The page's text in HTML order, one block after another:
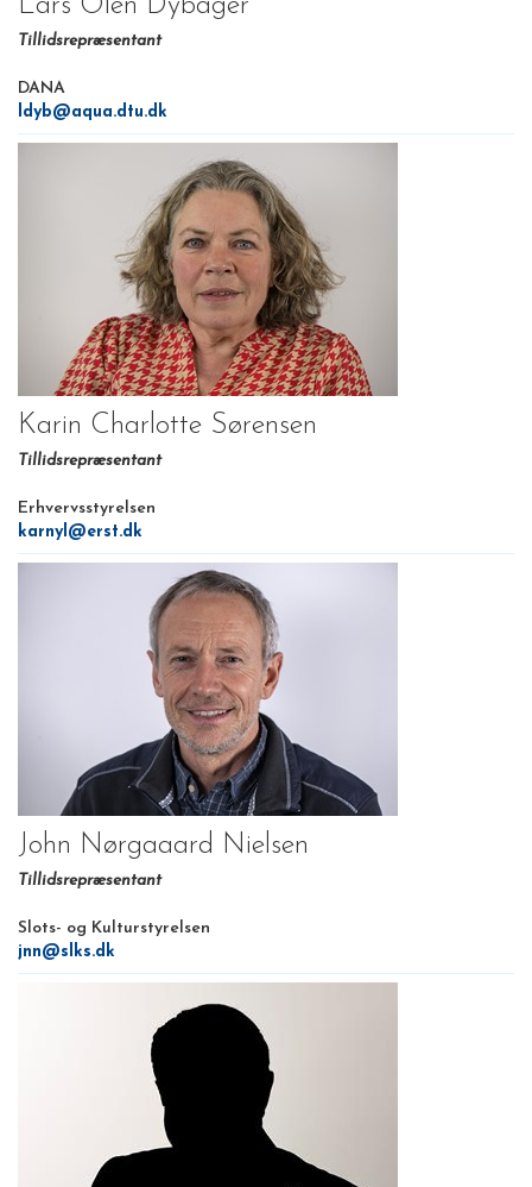
Lars Olen Dybager
Tillidsrepræsentant
DANA
ldyb@aqua.dtu.dk
Karin Charlotte Sørensen
Tillidsrepræsentant
Erhvervsstyrelsen
karnyl@erst.dk
John Nørgaaard Nielsen
Tillidsrepræsentant
Slots- og Kulturstyrelsen
jnn@slks.dk